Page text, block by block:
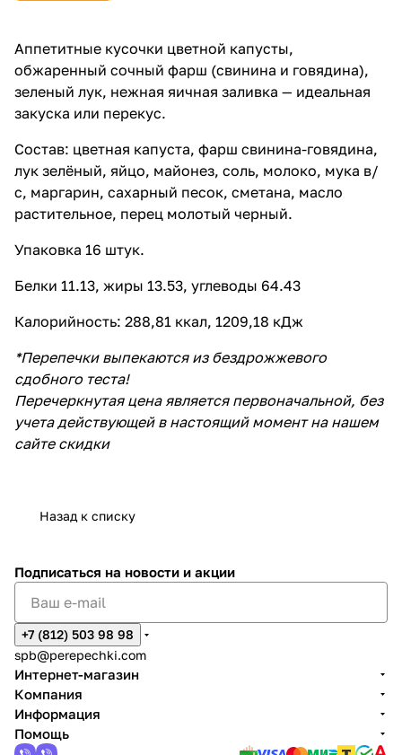
Аппетитные кусочки цветной капусты,
обжаренный сочный фарш (свинина и говядина),
зеленый лук, нежная яичная заливка — идеальная
закуска или перекус.
Состав: цветная капуста, фарш свинина-говядина,
лук зелёный, яйцо, майонез, соль, молоко, мука в/
с, маргарин, сахарный песок, сметана, масло
растительное, перец молотый черный.
Упаковка 16 штук.
Белки 11.13, жиры 13.53, углеводы 64.43
Калорийность: 288,81 ккал, 1209,18 кДж
*Перепечки выпекаются из бездрожжевого
сдобного теста!
Перечеркнутая цена является первоначальной, без
учета действующей в настоящий момент на нашем
сайте скидки
Назад к списку
Подписаться на новости и акции
+7 (812) 503 98 98
spb@perepechki.com
Интернет-магазин
Компания
Информация
Помощь